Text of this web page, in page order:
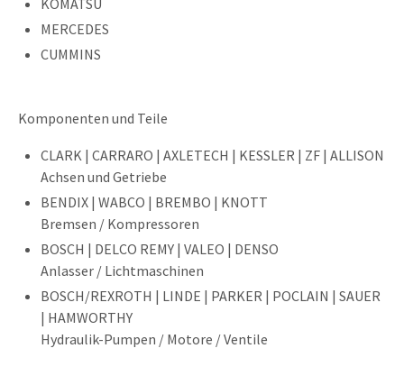
KOMATSU
MERCEDES
CUMMINS
Komponenten und Teile
CLARK | CARRARO | AXLETECH | KESSLER | ZF | ALLISON
Achsen und Getriebe
BENDIX | WABCO | BREMBO | KNOTT
Bremsen / Kompressoren
BOSCH | DELCO REMY | VALEO | DENSO
Anlasser / Lichtmaschinen
BOSCH/REXROTH | LINDE | PARKER | POCLAIN | SAUER
| HAMWORTHY
Hydraulik-Pumpen / Motore / Ventile